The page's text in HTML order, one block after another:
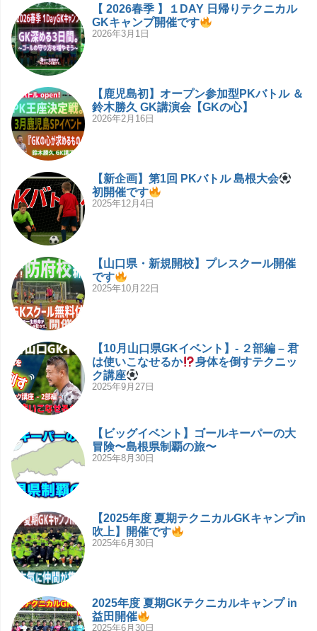
【 2026春季 】１DAY 日帰りテクニカル
GKキャンプ開催です
2026年3月1日
【鹿児島初】オープン参加型PKバトル ＆
鈴木勝久 GK講演会【GKの心】
2026年2月16日
【新企画】第1回 PKバトル 島根大会
初開催です
2025年12月4日
【山口県・新規開校】プレスクール開催
です
2025年10月22日
【10月山口県GKイベント】- ２部編 – 君
は使いこなせるか
身体を倒すテクニッ
ク講座
2025年9月27日
【ビッグイベント】ゴールキーパーの大
冒険〜島根県制覇の旅〜
2025年8月30日
【2025年度 夏期テクニカルGKキャンプin
吹上】開催です
2025年6月30日
2025年度 夏期GKテクニカルキャンプ in
益田開催
2025年6月30日